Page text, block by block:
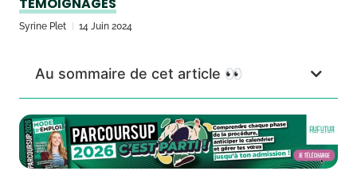
Syrine Plet 14 Juin 2024
Au sommaire de cet article 👀